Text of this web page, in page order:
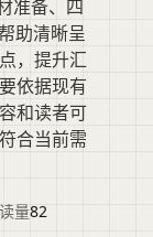
准备、四
助清晰呈
，提升汇
依据现有
和读者可
合当前需
量82